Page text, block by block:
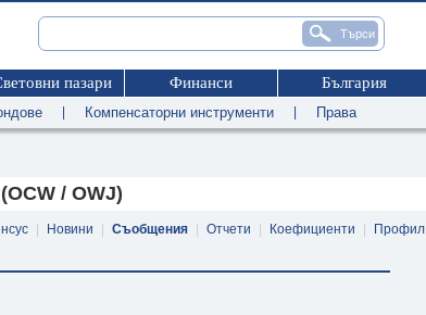
пазари Финанси България
Компенсаторни инструменти Права
/ OWJ)
Новини Съобщения Отчети Коефициенти Профил